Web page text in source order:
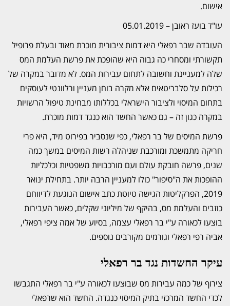
אישום.
עו"ד בועז ראובן – 05.01.2019
העובדה שבר רפאלי היא דמות ציבורית מוכרת מאוד ובעלת פרופיל
תקשורתי ומסחרי כה גבוה היא שהופכת את פרשת העלמת המס
שלה למעניינת וחשובה לתחום עבירות המס. לא מדובר במקרה של
רכילות על סלבריטאים אלא מקרה בוחן מעניין ורלוונטי לעוסקים
בתחום המיסוי ולציבור הישראלי בכללותו מבחינת טיפול הרשויות
במקרה כגון זה – גם כאשר החשד הוא כנגד דמות מוכרת.
פרשת המיסים של בר רפאלי, כפי שנסביר בפירוט מיד, היא פרי
חריקה מתמשכת ומורכבת שניהלה רשות המיסים במשך כמה
שנים, פרשה חובקת עולם ועם מורכבויות משפטיות וכלכליות
ההופכות את ה"סיפור" כולו למעניין הרבה יותר. בתחילת ינואר
2019, הפרקליטות הגישה טיוטת כתב אישום הנוגעת לדיווחם
כוזבים והעלמת מס, בהיקף של מיליוני שקלים, כאשר העבירות
בוצעו לכאורה ע"י בר רפאלי עצמה, בסיוע של אמה ציפי רפאלי,
אביה רפי רפאלי וגורמים מקורבים נוספים.
עיקר החשדות נגד בר רפאלי
צירוף של כמה עבירות מס שבוצעו לכאורה ע"י בר רפאלי התגבשו
לכדי החשד המרכזי בתיק המיסוי כנגדה. החשד הוא שרפאלי